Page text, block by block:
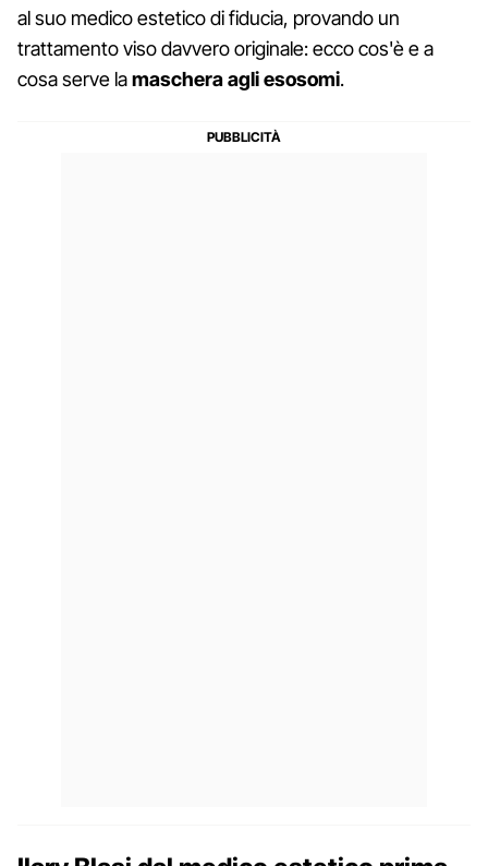
al suo medico estetico di fiducia, provando un
trattamento viso davvero originale: ecco cos'è e a
cosa serve lamaschera agli esosomi.